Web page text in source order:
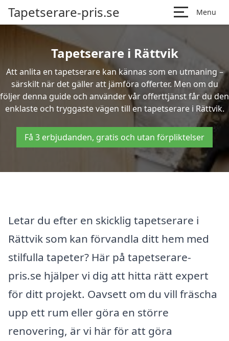
Tapetserare-pris.se Menu
Tapetserare i Rättvik
Att anlita en tapetserare kan kännas som en utmaning –
särskilt när det gäller att jämföra offerter. Men om du
följer denna guide och använder vår offerttjänst får du den
enklaste och tryggaste vägen till en tapetserare i Rättvik.
Få 3 erbjudanden, gratis och utan förpliktelser
Letar du efter en skicklig tapetserare i
Rättvik som kan förvandla ditt hem med
stilfulla tapeter? Här på tapetserare-
pris.se hjälper vi dig att hitta rätt expert
för ditt projekt. Oavsett om du vill fräscha
upp ett rum eller göra en större
renovering, är vi här för att göra